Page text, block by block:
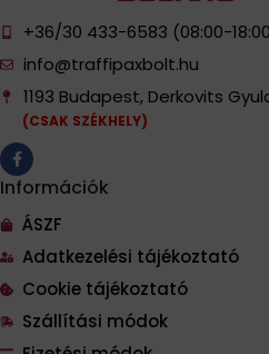
+36/30 433-6583 (08:00-
info@traffipaxbolt.hu
1193 Budapest, Derkovits
(CSAK SZÉKHELY)
Információk
ÁSZF
Adatkezelési tájékoztató
Cookie tájékoztató
Szállítási módok